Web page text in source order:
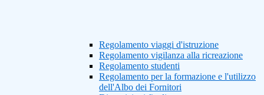
Regolamento viaggi d'istruzione
Regolamento vigilanza alla ricreazione
Regolamento studenti
Regolamento per la formazione e l'utilizzo
dell'Albo dei Fornitori